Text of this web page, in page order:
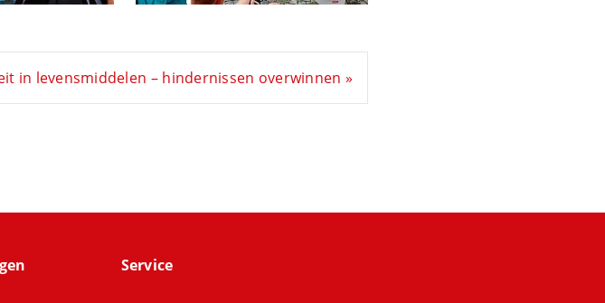
in levensmiddelen – hindernissen overwinnen »
Service